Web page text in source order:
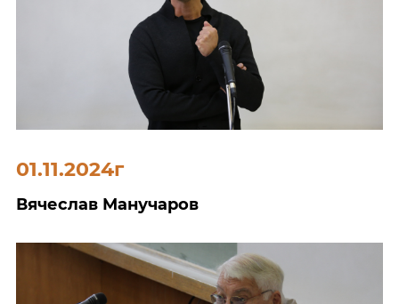
01.11.2024г
Вячеслав Манучаров